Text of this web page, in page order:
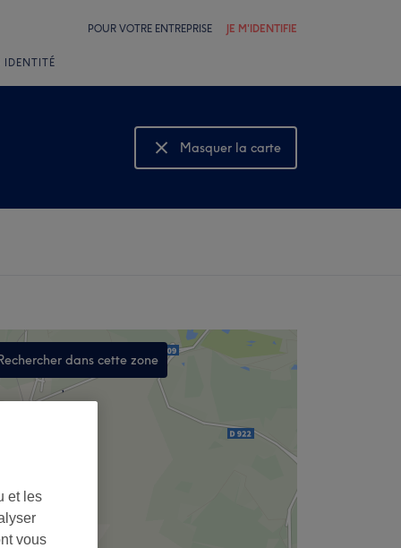
POUR VOTRE ENTREPRISE JE M'IDENTIFIE
IDENTITÉ
Masquer la carte
Montrer la carte
dans cette zone
,
et les
vous